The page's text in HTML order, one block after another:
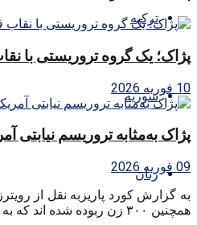
ترکیه
سوریه
زنان
پژاک؛ یک گروه تروریستی با
10 فوریه 2026
پژاک به‌مثابه تروریسم نیابتی
09 فوریه 2026
به گزارش کورد پاریزبه نقل از
همچنین ۳۰۰ زن ربوده شده اند که به کنیزی گرفته شده اند.